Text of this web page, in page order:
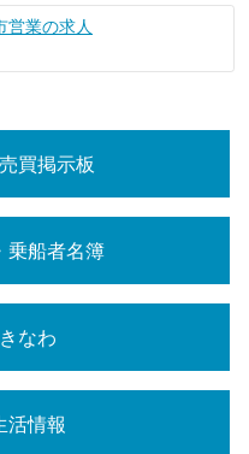
営業の求人
買掲示板
乗船者名簿
なわ
活情報